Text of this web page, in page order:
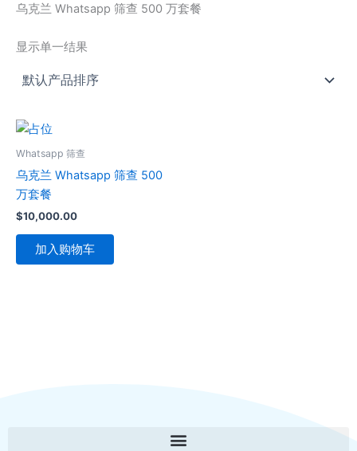
乌克兰 Whatsapp 筛查 500 万套餐
显示单一结果
Whatsapp 筛查
乌克兰 Whatsapp 筛查 500
万套餐
$10,000.00
加入购物车